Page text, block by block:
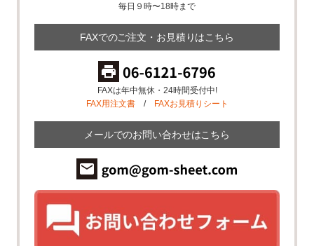
毎日９時〜18時まで
FAXでのご注文・お見積りはこちら
FAXは年中無休・24時間受付中!
FAX用注文書/ FAXお見積りシート
メールでのお問い合わせはこちら